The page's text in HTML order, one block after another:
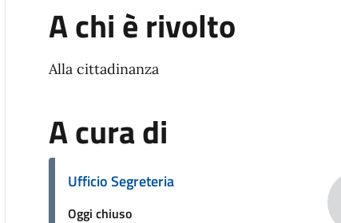
A chi è rivolto
Alla cittadinanza
A cura di
Ufficio Segreteria
Oggi chiuso